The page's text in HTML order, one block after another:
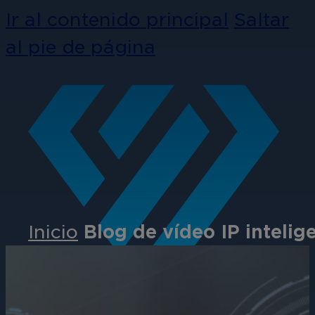
Inicio Blog de vídeo IP